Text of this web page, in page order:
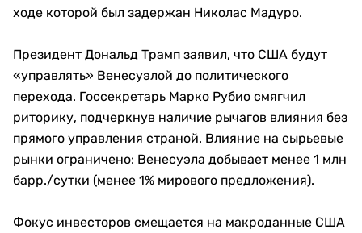
ходе которой был задержан Николас Мадуро.
Президент Дональд Трамп заявил, что США будут
«управлять» Венесуэлой до политического
перехода. Госсекретарь Марко Рубио смягчил
риторику, подчеркнув наличие рычагов влияния без
прямого управления страной. Влияние на сырьевые
рынки ограничено: Венесуэла добывает менее 1 млн
барр./сутки (менее 1% мирового предложения).
Фокус инвесторов смещается на макроданные США